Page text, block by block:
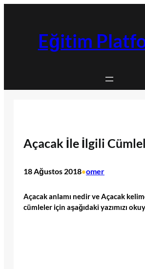
Eğitim
Açacak İle İlgili
18 Ağustos 2018•omer
Açacak anlamı nedir ve Açacak
cümleler için aşağıdaki yazımızı